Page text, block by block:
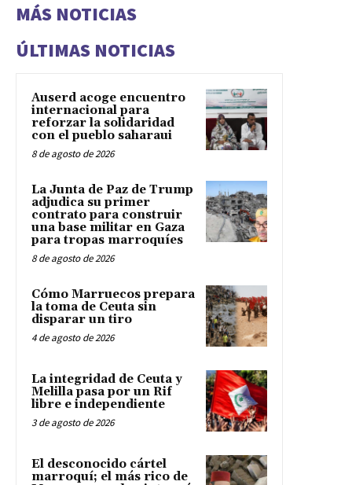
MÁS NOTICIAS
ÚLTIMAS NOTICIAS
Auserd acoge encuentro
internacional para
reforzar la solidaridad
con el pueblo saharaui
8 de agosto de 2026
La Junta de Paz de Trump
adjudica su primer
contrato para construir
una base militar en Gaza
para tropas marroquíes
8 de agosto de 2026
Cómo Marruecos prepara
la toma de Ceuta sin
disparar un tiro
4 de agosto de 2026
La integridad de Ceuta y
Melilla pasa por un Rif
libre e independiente
3 de agosto de 2026
El desconocido cártel
marroquí; el más rico de